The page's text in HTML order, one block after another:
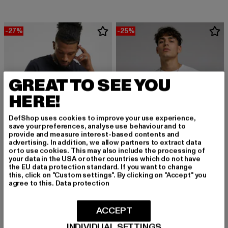
-27%
URBAN CLASSICS
Basic
-25%
18,74 EUR
Derzeitiger Preis: 18,74 EUR
GREAT TO SEE YOU
HERE!
DefShop uses cookies to improve your use experience,
save your preferences, analyse use behaviour and to
provide and measure interest-based contents and
advertising. In addition, we allow partners to extract data
or to use cookies. This may also include the processing of
your data in the USA or other countries which do not have
the EU data protection standard. If you want to change
this, click on "Custom settings". By clicking on "Accept" you
agree to this. Data protection
ACCEPT